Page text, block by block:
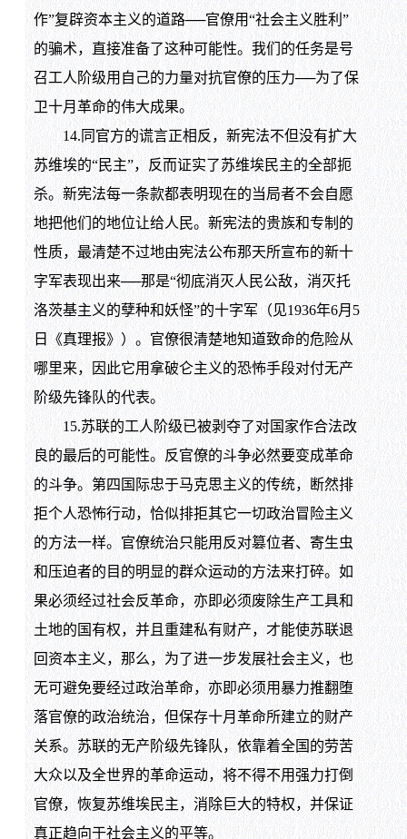
作”复辟资本主义的道路──官僚用“社会主义胜利”
的骗术，直接准备了这种可能性。我们的任务是号
召工人阶级用自己的力量对抗官僚的压力──为了保
卫十月革命的伟大成果。
14.同官方的谎言正相反，新宪法不但没有扩大
苏维埃的“民主”，反而证实了苏维埃民主的全部扼
杀。新宪法每一条款都表明现在的当局者不会自愿
地把他们的地位让给人民。新宪法的贵族和专制的
性质，最清楚不过地由宪法公布那天所宣布的新十
字军表现出来──那是“彻底消灭人民公敌，消灭托
洛茨基主义的孽种和妖怪”的十字军（见1936年6月5
日《真理报》）。官僚很清楚地知道致命的危险从
哪里来，因此它用拿破仑主义的恐怖手段对付无产
阶级先锋队的代表。
15.苏联的工人阶级已被剥夺了对国家作合法改
良的最后的可能性。反官僚的斗争必然要变成革命
的斗争。第四国际忠于马克思主义的传统，断然排
拒个人恐怖行动，恰似排拒其它一切政治冒险主义
的方法一样。官僚统治只能用反对篡位者、寄生虫
和压迫者的目的明显的群众运动的方法来打碎。如
果必须经过社会反革命，亦即必须废除生产工具和
土地的国有权，并且重建私有财产，才能使苏联退
回资本主义，那么，为了进一步发展社会主义，也
无可避免要经过政治革命，亦即必须用暴力推翻堕
落官僚的政治统治，但保存十月革命所建立的财产
关系。苏联的无产阶级先锋队，依靠着全国的劳苦
大众以及全世界的革命运动，将不得不用强力打倒
官僚，恢复苏维埃民主，消除巨大的特权，并保证
真正趋向于社会主义的平等。